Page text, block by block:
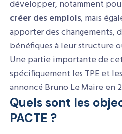
développer, notamment
créer des emplois, mais
apporter des changements,
bénéfiques à leur structure
Une partie importante de
spécifiquement les TPE et
annoncé Bruno Le Maire en
Quels sont les
PACTE ?